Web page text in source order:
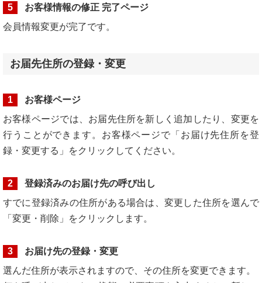
5
お客様情報の修正 完了ページ
会員情報変更が完了です。
お届先住所の登録・変更
1
お客様ページ
お客様ページでは、お届先住所を新しく追加したり、変更を
行うことができます。お客様ページで「お届け先住所を登
録・変更する」をクリックしてください。
2
登録済みのお届け先の呼び出し
すでに登録済みの住所がある場合は、変更した住所を選んで
「変更・削除」をクリックします。
3
お届け先の登録・変更
選んだ住所が表示されますので、その住所を変更できます。